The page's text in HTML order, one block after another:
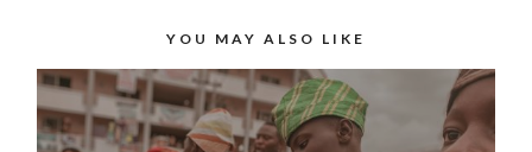
YOU MAY ALSO LIKE